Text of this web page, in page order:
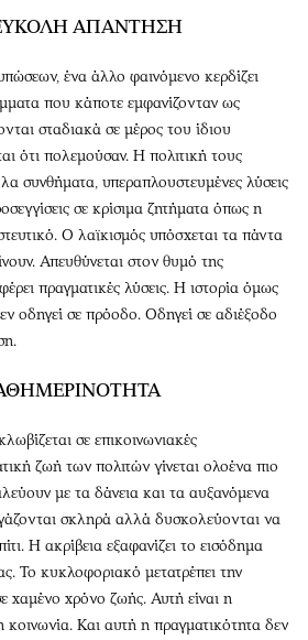
ΑΠΑΝΤΗΣΗ
ένα άλλο φαινόμενο κερδίζει
που κάποτε εμφανίζονταν ως
σταδιακά σε μέρος του ίδιου
ότι πολεμούσαν. Η πολιτική τους
συνθήματα, υπεραπλουστευμένες λύσεις
σε κρίσιμα ζητήματα όπως η
Ο λαϊκισμός υπόσχεται τα πάντα
Απευθύνεται στον θυμό της
πραγματικές λύσεις. Η ιστορία όμως
οδηγεί σε πρόοδο. Οδηγεί σε αδιέξοδο
σε επικοινωνιακές
ζωή των πολιτών γίνεται ολοένα πιο
με τα δάνεια και τα αυξανόμενα
σκληρά αλλά δυσκολεύονται να
Η ακρίβεια εξαφανίζει το εισόδημα
Το κυκλοφοριακό μετατρέπει την
χαμένο χρόνο ζωής. Αυτή είναι η
κοινωνία. Και αυτή η πραγματικότητα δεν